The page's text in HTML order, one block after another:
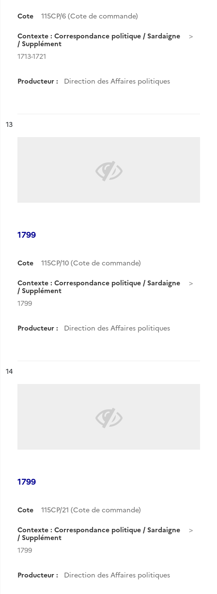
Cote 115CP/6 (Cote de commande)
Contexte : Correspondance politique / Sardaigne
/ Supplément
1713-1721
Producteur : Direction des Affaires politiques
n°
13
1799
Cote 115CP/10 (Cote de commande)
Contexte : Correspondance politique / Sardaigne
/ Supplément
1799
Producteur : Direction des Affaires politiques
n°
14
1799
Cote 115CP/21 (Cote de commande)
Contexte : Correspondance politique / Sardaigne
/ Supplément
1799
Producteur : Direction des Affaires politiques